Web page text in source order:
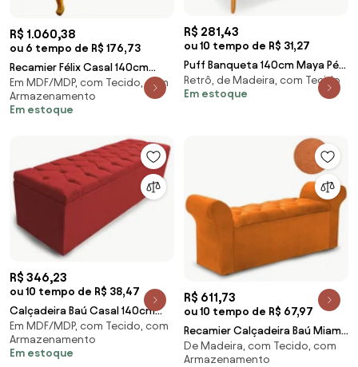
R$ 1.060,38
ou 6 tempo de R$ 176,73
Recamier Félix Casal 140cm
Corano Nozes e Linho Chumbo
- ADJ Decor
Em MDF/MDP, com Tecido, com
Armazenamento
Em estoque
R$ 281,43
ou 10 tempo de R$ 31,27
Puff Banqueta 140cm Maya Pés
Palito Suede Bordô - Sheep
Estofados - Vermelho escuro
Retrô, de Madeira, com Tecido
Em estoque
R$ 346,23
ou 10 tempo de R$ 38,47
Calçadeira Baú Casal 140cm
Nicole Capitonê Suede
Vermelho - Sheep Estofados -
Vermelho
Em MDF/MDP, com Tecido, com
Armazenamento
Em estoque
R$ 611,73
ou 10 tempo de R$ 67,97
Recamier Calçadeira Baú Miami
Linho Laranjado - Simbal
De Madeira, com Tecido, com
Armazenamento